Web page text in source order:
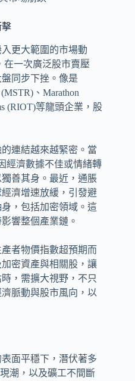
擊
更大範圍的市場動
在一次廣泛股市賣壓
同步下挫。像是
、Marathon
(RIOT)等龍頭企業，股
連結越來越緊密。當
經濟數據不佳或情緒轉
善其身。最近，通脹
濟增速放緩，引發避
，包括加密領域。這
響整個產業鏈。
者物價指數超預期而
密資產與相關股，讓
，需擴大視野，不只
脈動與股市風向，以
面平穩下，潛伏著多
潮，以及礦工不間斷